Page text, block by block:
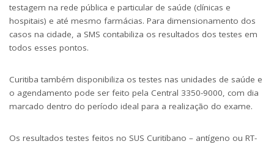
testagem na rede pública e particular de saúde (clínicas e
hospitais) e até mesmo farmácias. Para dimensionamento dos
casos na cidade, a SMS contabiliza os resultados dos testes em
todos esses pontos.
Curitiba também disponibiliza os testes nas unidades de saúde e
o agendamento pode ser feito pela Central 3350-9000, com dia
marcado dentro do período ideal para a realização do exame.
Os resultados testes feitos no SUS Curitibano – antígeno ou RT-